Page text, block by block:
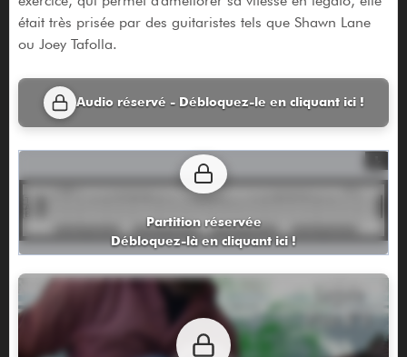
était très prisée par des guitaristes tels que Shawn Lane
ou Joey Tafolla.
Audio réservé - Débloquez-le en cliquant ici !
Partition réservée
Débloquez-là en cliquant ici !